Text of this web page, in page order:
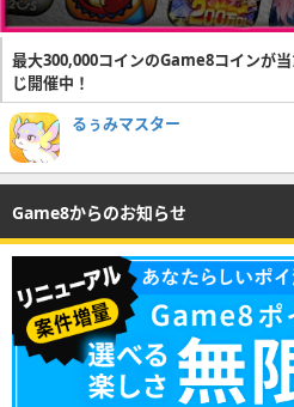
最大300,000コインのGame8コインが
じ開催中！
るぅみマスター
Game8からのお知らせ